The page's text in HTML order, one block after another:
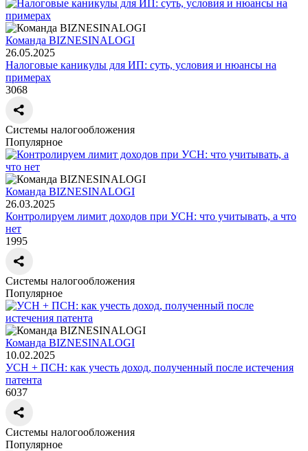
Команда BIZNESINALOGI
26.05.2025
Налоговые каникулы для ИП: суть, условия и нюансы на
примерах
3068
Системы налогообложения
Популярное
Команда BIZNESINALOGI
26.03.2025
Контролируем лимит доходов при УСН: что учитывать, а что
нет
1995
Системы налогообложения
Популярное
Команда BIZNESINALOGI
10.02.2025
УСН + ПСН: как учесть доход, полученный после истечения
патента
6037
Системы налогообложения
Популярное